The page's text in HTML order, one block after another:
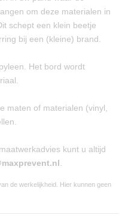
om deze materialen in
schept een klein beetje
bij een (kleine) brand.
Het bord wordt
maten of materialen (vinyl,
kunt u altijd
de werkelijkheid. Hier kunnen geen